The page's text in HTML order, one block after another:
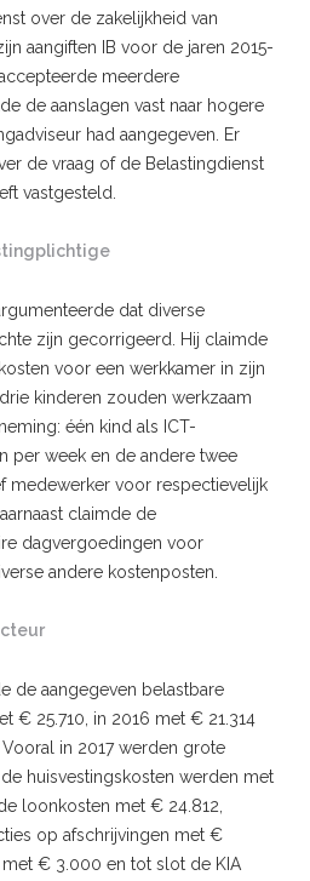
over de zakelijkheid van
aangiften IB voor de jaren 2015-
meerdere
de aanslagen vast naar hogere
had aangegeven. Er
de vraag of de Belastingdienst
vastgesteld.
dat diverse
zijn gecorrigeerd. Hij claimde
voor een werkkamer in zijn
kinderen zouden werkzaam
één kind als ICT-
per week en de andere twee
medewerker voor respectievelijk
claimde de
dagvergoedingen voor
andere kostenposten.
de aangegeven belastbare
€ 25.710, in 2016 met € 21.314
in 2017 werden grote
huisvestingskosten werden met
loonkosten met € 24.812,
op afschrijvingen met €
€ 3.000 en tot slot de KIA